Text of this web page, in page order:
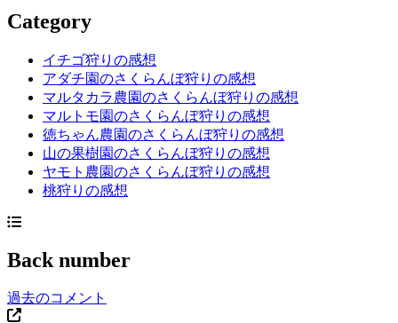
Category
イチゴ狩りの感想
アダチ園のさくらんぼ狩りの感想
マルタカラ農園のさくらんぼ狩りの感想
マルトモ園のさくらんぼ狩りの感想
徳ちゃん農園のさくらんぼ狩りの感想
山の果樹園のさくらんぼ狩りの感想
ヤモト農園のさくらんぼ狩りの感想
桃狩りの感想
Back number
過去のコメント